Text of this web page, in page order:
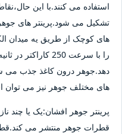
استفاده می کنند.با این
تشکیل می شود.پرینتر های
های کوچک از طریق یه میدان
را با سرعت 250
دهد.جوهر درون کاغذ جذب
های مختلف جوهر نیز می توان
پرینتر جوهر افشان:یک یا چند
قطرات جوهر منتشر می